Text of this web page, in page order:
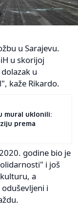
u Sarajevu.
u skorijoj
u
kaže Rikardo.
mural uklonili:
prema
godine bio je
i još
a
i